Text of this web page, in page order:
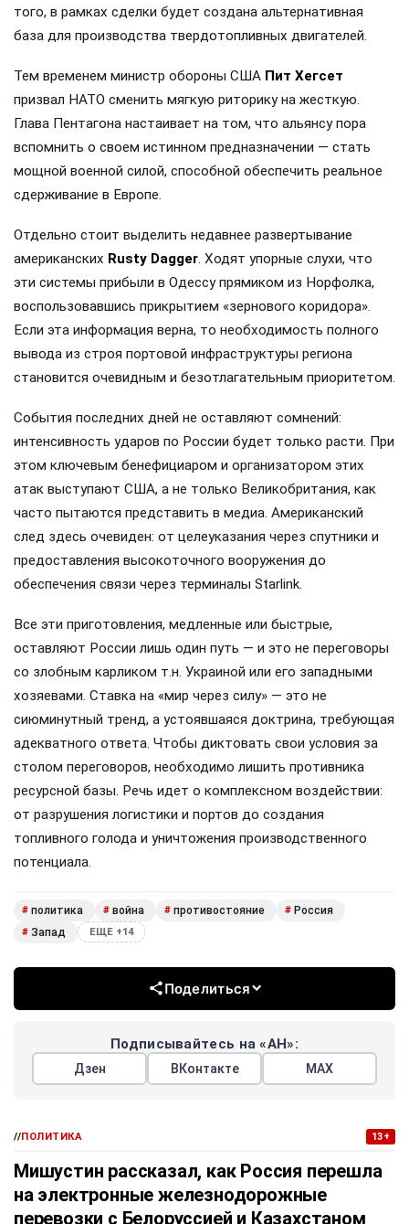
того, в рамках сделки будет создана альтернативная
база для производства твердотопливных двигателей.
Тем временем министр обороны США Пит Хегсет
призвал НАТО сменить мягкую риторику на жесткую.
Глава Пентагона настаивает на том, что альянсу пора
вспомнить о своем истинном предназначении — стать
мощной военной силой, способной обеспечить реальное
сдерживание в Европе.
Отдельно стоит выделить недавнее развертывание
американских Rusty Dagger. Ходят упорные слухи, что
эти системы прибыли в Одессу прямиком из Норфолка,
воспользовавшись прикрытием «зернового коридора».
Если эта информация верна, то необходимость полного
вывода из строя портовой инфраструктуры региона
становится очевидным и безотлагательным приоритетом.
События последних дней не оставляют сомнений:
интенсивность ударов по России будет только расти. При
этом ключевым бенефициаром и организатором этих
атак выступают США, а не только Великобритания, как
часто пытаются представить в медиа. Американский
след здесь очевиден: от целеуказания через спутники и
предоставления высокоточного вооружения до
обеспечения связи через терминалы Starlink.
Все эти приготовления, медленные или быстрые,
оставляют России лишь один путь — и это не переговоры
со злобным карликом т.н. Украиной или его западными
хозяевами. Ставка на «мир через силу» — это не
сиюминутный тренд, а устоявшаяся доктрина, требующая
адекватного ответа. Чтобы диктовать свои условия за
столом переговоров, необходимо лишить противника
ресурсной базы. Речь идет о комплексном воздействии:
от разрушения логистики и портов до создания
топливного голода и уничтожения производственного
потенциала.
# политика # война # противостояние # Россия
# Запад ЕЩЕ +14
Поделиться
Подписывайтесь на «АН»:
Дзен ВКонтакте МАХ
//ПОЛИТИКА 13+
Мишустин рассказал, как Россия перешла
на электронные железнодорожные
перевозки с Белоруссией и Казахстаном